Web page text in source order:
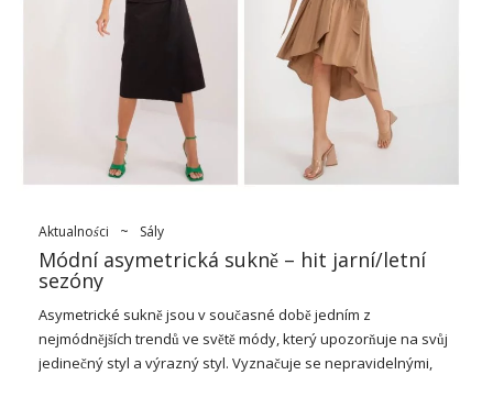
je ideální pro teplé počasí a pohodlí a styl. Vyrobeno z
lehkých, prodyšných materiálů, jako je bavlna, pouze viskóza,
zajišťuje dostatečnou cirkulaci vzduchu, což je nezbytné v
horkých dnech. Letní sukně jsou k dispozici v různých stylech,
od mini to maxi, stejně jako v mnoha oblastech, jako jsou
květiny, pruhy nebo plné barvy. Díky …
Aktualności ~ Sály
Módní asymetrická sukně – hit jarní/letní
sezóny
Asymetrické suknějsou v současné době jedním z
nejmódnějších trendů ve světě módy, který upozorňuje na svůj
jedinečný styl a výrazný styl. Vyznačuje se nepravidelnými,